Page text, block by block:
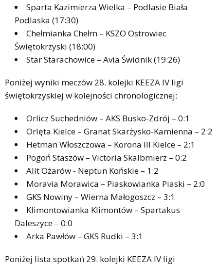
Sparta Kazimierza Wielka – Podlasie Biała
Podlaska (17:30)
Chełmianka Chełm – KSZO Ostrowiec
Świętokrzyski (18:00)
Star Starachowice – Avia Świdnik (19:26)
Poniżej wyniki meczów 28. kolejki KEEZA IV ligi
świętokrzyskiej w kolejności chronologicznej:
Orlicz Suchedniów – AKS Busko-Zdrój – 0:1
Orlęta Kielce – Granat Skarżysko-Kamienna – 2:2
Hetman Włoszczowa – Korona III Kielce – 2:1
Pogoń Staszów – Victoria Skalbmierz – 0:2
Alit Ożarów - Neptun Końskie – 1:2
Moravia Morawica – Piaskowianka Piaski – 2:0
GKS Nowiny – Wierna Małogoszcz – 3:1
Klimontowianka Klimontów – Spartakus
Daleszyce – 0:0
Arka Pawłów – GKS Rudki – 3:1
Poniżej lista spotkań 29. kolejki KEEZA IV ligi